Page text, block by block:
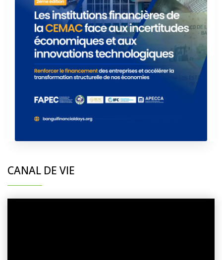
CANAL DE VIE